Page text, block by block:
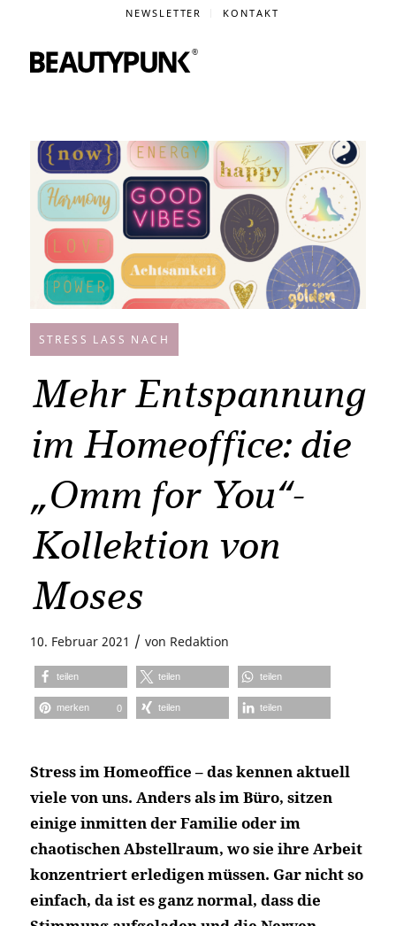
NEWSLETTER KONTAKT
STRESS LASS NACH
Mehr Entspannung
im Homeoffice: die
„Omm for You“-
Kollektion von
Moses
10. Februar 2021 / von Redaktion
teilen teilen teilen
merken 0 teilen teilen
Stress im Homeoffice – das kennen aktuell
viele von uns. Anders als im Büro, sitzen
einige inmitten der Familie oder im
chaotischen Abstellraum, wo sie ihre Arbeit
konzentriert erledigen müssen. Gar nicht so
einfach, da ist es ganz normal, dass die